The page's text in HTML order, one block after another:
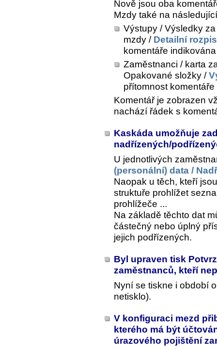
Nově jsou oba
Mzdy také na
Výstupy / Výsledky
mzdy / Detailní
komentáře
Zaměstnanci / karta
Opakované složky /
přítomnost
Komentář je zobrazen
nachází řádek s
Kaskáda umožňuje
nadřízených/
U jednotlivých
(personální) data /
Naopak u těch, kteří
struktuře prohlížet
prohlížeče ...
Na základě těchto dat
částečný nebo úplný
jejich podřízených.
Byl upraven tisk
zaměstnanců, kteří
Nyní se tiskne i období
netisklo).
V konfiguraci mezd
kterého má být
úrazového pojištění